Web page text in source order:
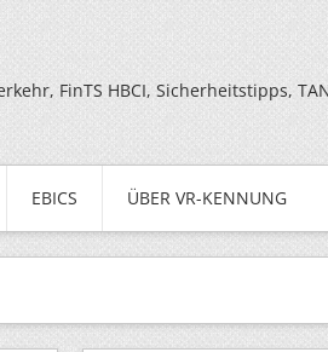
FinTS HBCI, Sicherheitstipps,
EBICS ÜBER VR-KENNUNG